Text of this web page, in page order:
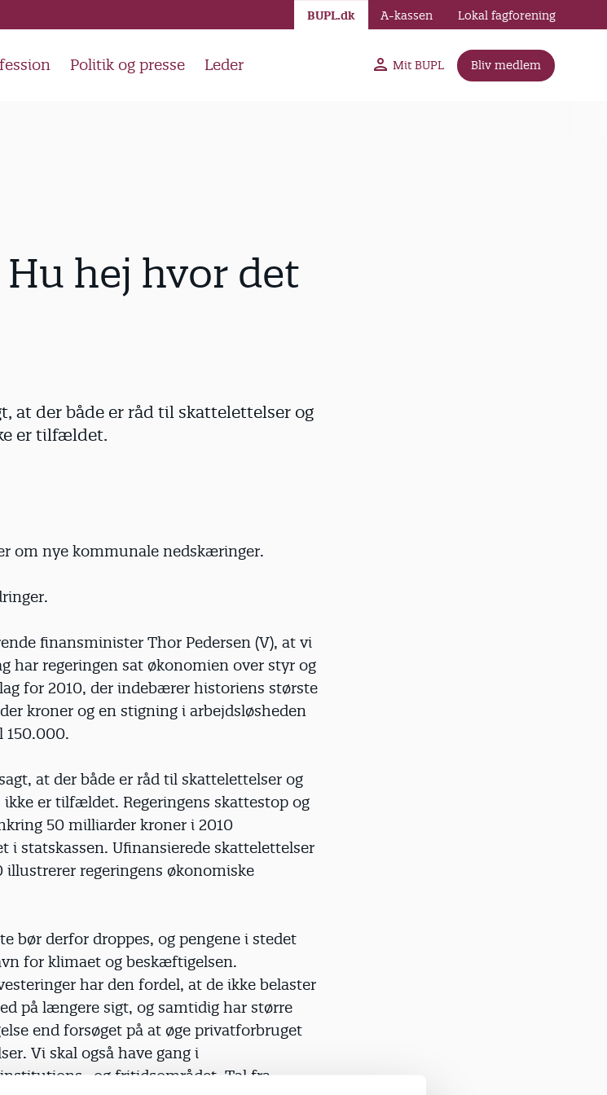
Politik og presse Leder Mit BUPL Bliv medlem
BUPL.dk A-kassen Lokal fagforening
Hu hej hvor det
at der både er råd til skattelettelser og
er tilfældet.
om nye kommunale nedskæringer.
finansminister Thor Pedersen (V), at vi
har regeringen sat økonomien over styr og
for 2010, der indebærer historiens største
kroner og en stigning i arbejdsløsheden
150.000.
at der både er råd til skattelettelser og
er tilfældet. Regeringens skattestop og
50 milliarder kroner i 2010
i statskassen. Ufinansierede skattelettelser
illustrerer regeringens økonomiske
bør derfor droppes, og pengene i stedet
for klimaet og beskæftigelsen.
har den fordel, at de ikke belaster
på længere sigt, og samtidig har større
end forsøget på at øge privatforbruget
Vi skal også have gang i
og fritidsområdet. Tal fra